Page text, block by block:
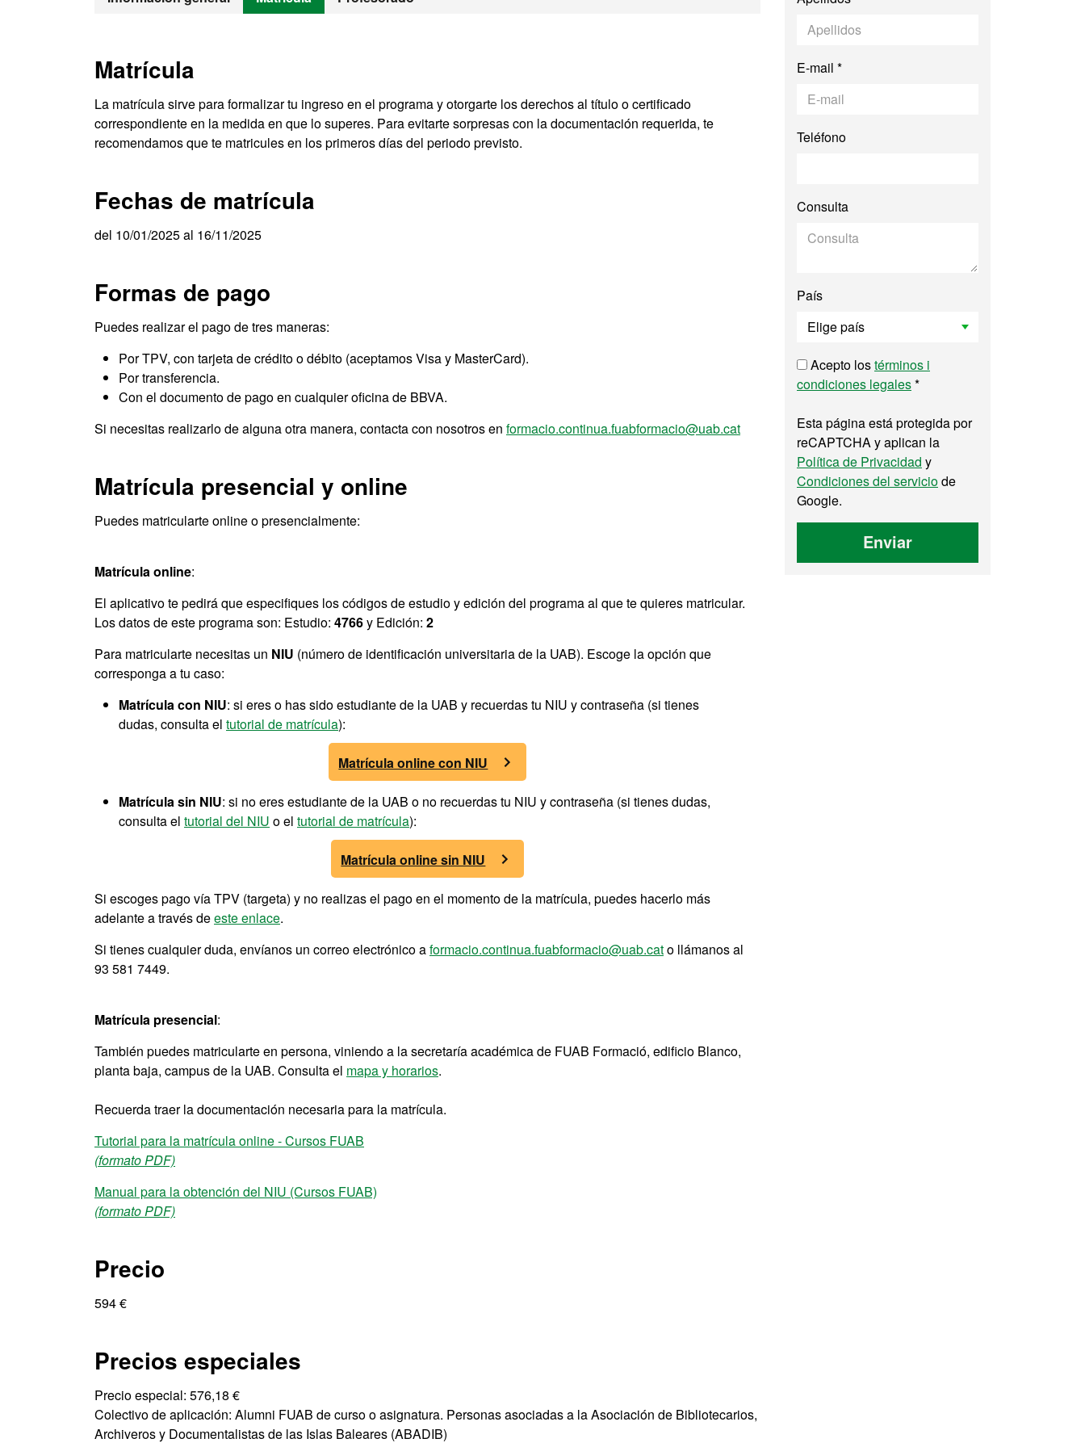
Matrícula
La matrícula sirve para formalizar tu ingreso en el programa y otorgarte los derechos al título o certificado
correspondiente en la medida en que lo superes. Para evitarte sorpresas con la documentación requerida, te
recomendamos que te matricules en los primeros días del periodo previsto.
Fechas de matrícula
del 10/01/2025 al 16/11/2025
Formas de pago
Puedes realizar el pago de tres maneras:
Por TPV, con tarjeta de crédito o débito (aceptamos Visa y MasterCard).
Por transferencia.
Con el documento de pago en cualquier oficina de BBVA.
Si necesitas realizarlo de alguna otra manera, contacta con nosotros en formacio.continua.fuabformacio@uab.cat
Matrícula presencial y online
Puedes matricularte online o presencialmente:
Matrícula online:
El aplicativo te pedirá que especifiques los códigos de estudio y edición del programa al que te quieres matricular.
Los datos de este programa son: Estudio: 4766y Edición: 2
Para matricularte necesitas un NIU (número de identificación universitaria de la UAB). Escoge la opción que
corresponga a tu caso:
Matrícula con NIU: si eres o has sido estudiante de la UAB y recuerdas tu NIU y contraseña (si tienes
dudas, consulta el tutorial de matrícula):
Matrícula online con NIU
Matrícula sin NIU: si no eres estudiante de la UAB o no recuerdas tu NIU y contraseña (si tienes dudas,
consulta el tutorial del NIU o el tutorial de matrícula):
Matrícula online sin NIU
Si escoges pago vía TPV (targeta) y no realizas el pago en el momento de la matrícula, puedes hacerlo más
adelante a través deeste enlace.
Si tienes cualquier duda, envíanos un correo electrónico aformacio.continua.fuabformacio@uab.cato llámanos al
93 581 7449.
Matrícula presencial:
También puedes matricularte en persona, viniendo a la secretaría académica de FUAB Formació, edificio Blanco,
planta baja, campus de la UAB. Consulta el mapa y horarios.
Recuerda traer la documentación necesaria para la matrícula.
Tutorial para la matrícula online - Cursos FUAB
(formato PDF)
Manual para la obtención del NIU (Cursos FUAB)
(formato PDF)
Precio
594 €
Precios especiales
Precio especial: 576,18 €
Colectivo de aplicación: Alumni FUAB de curso o asignatura. Personas asociadas a la Asociación de Bibliotecarios,
Archiveros y Documentalistas de las Islas Baleares (ABADIB)
E-mail *
Teléfono
Consulta
País
Acepto lostérminos i
condiciones legales*
Esta página está protegida por
reCAPTCHA y aplican la
Política de Privacidad y
Condiciones del serviciode
Google.
Enviar